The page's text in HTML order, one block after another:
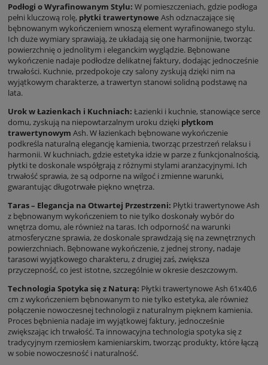
Podłogi o Wyrafinowanym Stylu: W pomieszczeniach, gdzie podłoga
pełni kluczową rolę, płytki trawertynowe Ash odznaczające się
bębnowanym wykończeniem wnoszą element wyrafinowanego stylu.
Ich duże wymiary sprawiają, że układają się one harmonijnie, tworząc
powierzchnię o jednolitym i eleganckim wyglądzie. Bębnowane
wykończenie nadaje podłodze delikatnej faktury, dodając jednocześnie
trwałości. Kuchnie, przedpokoje czy salony zyskują dzięki nim na
wyjątkowym charakterze, a trawertyn stanowi solidną podstawę na
lata.
Urok w Łazienkach i Kuchniach: Łazienki i kuchnie, stanowiące serce
domu, zyskują na niepowtarzalnym uroku dzięki płytkom
trawertynowym Ash. W łazienkach bębnowane wykończenie
podkreśla naturalną elegancję kamienia, tworząc przestrzeń relaksu i
harmonii. W kuchniach, gdzie estetyka idzie w parze z funkcjonalnością,
płytki te doskonale współgrają z różnymi stylami aranżacyjnymi. Ich
trwałość sprawia, że są odporne na wilgoć i zmienne warunki,
gwarantując długotrwałe piękno wnętrza.
Taras – Elegancja na Otwartej Przestrzeni: Płytki trawertynowe Ash
z bębnowanym wykończeniem to nie tylko doskonały wybór do
wnętrza domu, ale również na taras. Ich odporność na warunki
atmosferyczne sprawia, że doskonale sprawdzają się na zewnętrznych
powierzchniach. Bębnowane wykończenie, z jednej strony, nadaje
tarasowi wyjątkowego charakteru, z drugiej zaś, zwiększa
przyczepność, co jest istotne, szczególnie w okresie deszczowym.
Technologia Spotyka się z Naturą: Płytki trawertynowe Ash 61x40,6
cm z wykończeniem bębnowanym to nie tylko estetyka, ale również
połączenie nowoczesnej technologii z naturalnym pięknem kamienia.
Proces bębnienia nadaje im wyjątkowej faktury, jednocześnie
zwiększając ich trwałość. Ta innowacyjna technologia spotyka się z
tradycyjnym rzemiosłem kamieniarskim, tworząc produkty, które łączą
w sobie nowoczesność i naturalność.